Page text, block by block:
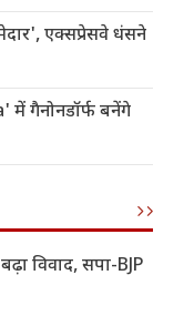
एक्सप्रेसवे धंसने
गैनोनडॉर्फ बनेंगे
विवाद, सपा-BJP